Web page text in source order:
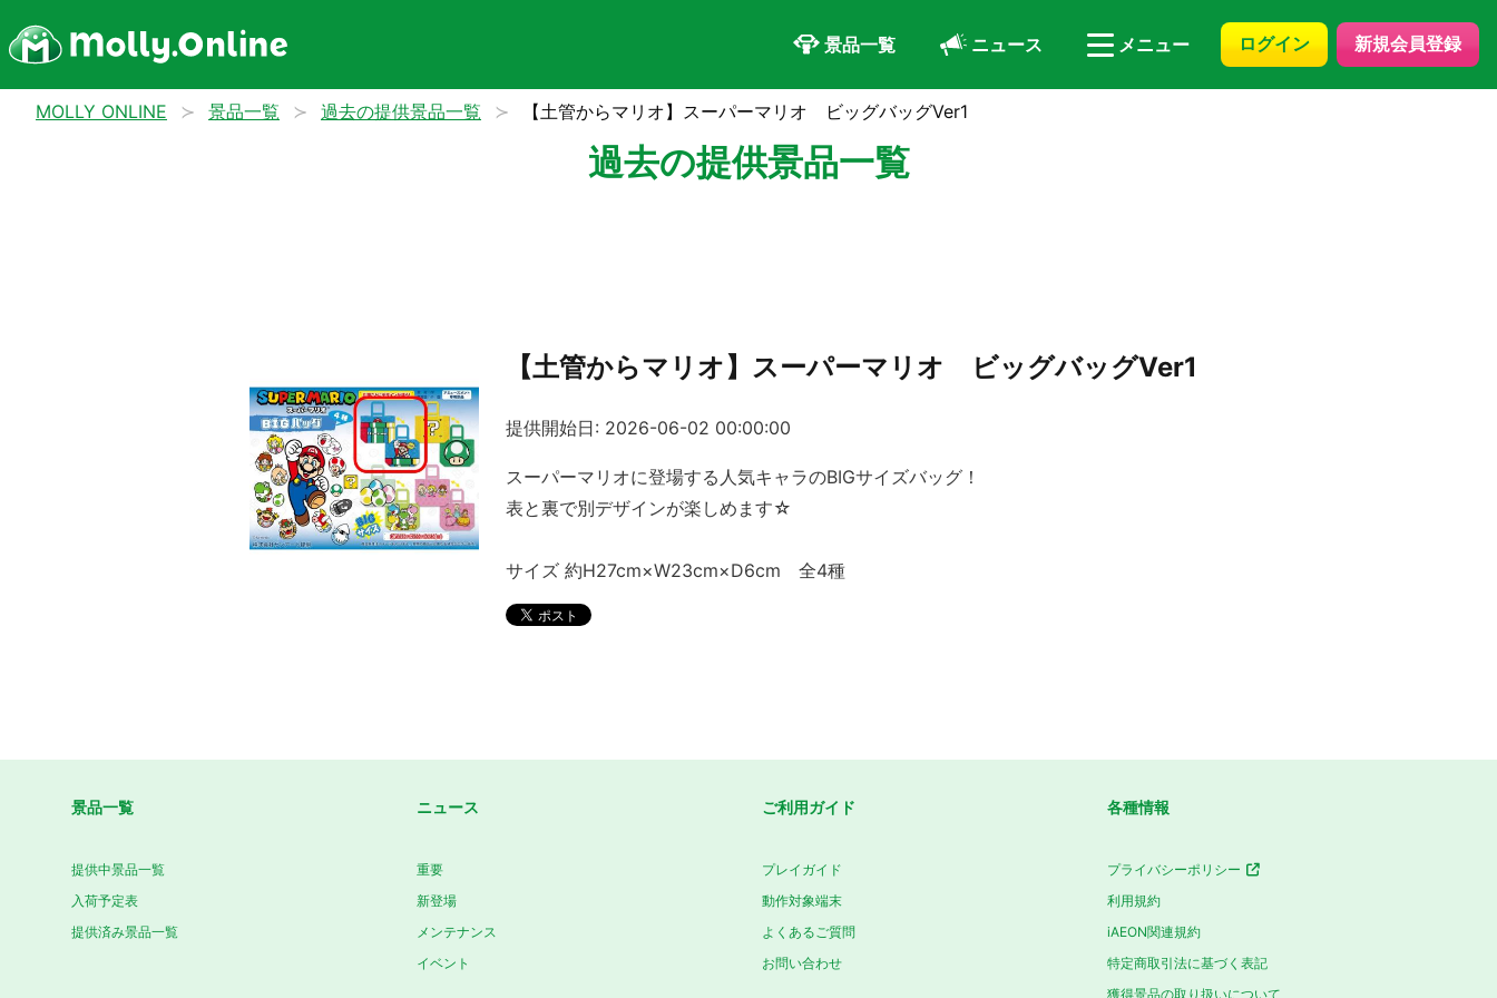
景品一覧 ニュース メニュー ログイン 新規会員登録
MOLLY ONLINE 景品一覧 過去の提供景品一覧 【土管からマリオ】スーパーマリオ ビッグバッグVer1
過去の提供景品一覧
【土管からマリオ】スーパーマリオ ビッグバッグVer1
提供開始日: 2026-06-02 00:00:00
スーパーマリオに登場する人気キャラのBIGサイズバッグ！
表と裏で別デザインが楽しめます☆
サイズ 約H27cm×W23cm×D6cm 全4種
景品一覧
提供中景品一覧
入荷予定表
提供済み景品一覧
ニュース
重要
新登場
メンテナンス
イベント
ご利用ガイド
プレイガイド
動作対象端末
よくあるご質問
お問い合わせ
各種情報
プライバシーポリシー
利用規約
iAEON関連規約
特定商取引法に基づく表記
獲得景品の取り扱いについて